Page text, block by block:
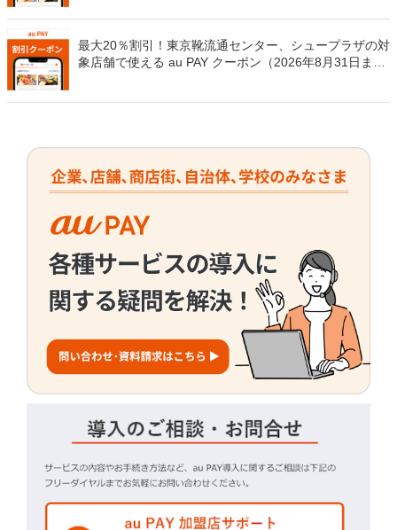
最大20％割引！東京靴流通センター、シュープラザの対
象店舗で使える au PAY クーポン（2026年8月31日まで